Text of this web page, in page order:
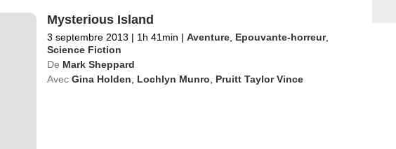
Mysterious Island
3 septembre 2013 | 1h 41min | Aventure, Epouvante-horreur,
Science Fiction
De Mark Sheppard
Avec Gina Holden Lochlyn Munro Pruitt Taylor Vince